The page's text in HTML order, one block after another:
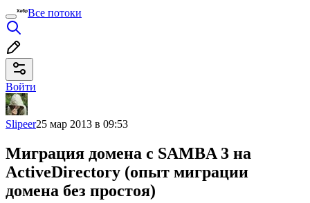
Все потоки
Войти
Slipeer25 мар 2013 в 09:53
Миграция домена с SAMBA 3 на
ActiveDirectory (опыт миграции
домена без простоя)